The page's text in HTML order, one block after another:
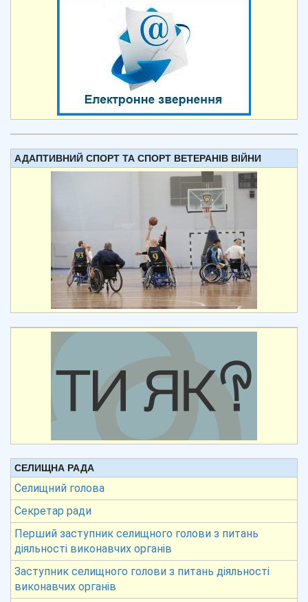
АДАПТИВНИЙ СПОРТ ТА СПОРТ ВЕТЕРАНІВ ВІЙНИ
СЕЛИЩНА РАДА
Селищний голова
Секретар ради
Перший заступник селищного голови з питань
діяльності виконавчих органів
Заступник селищного голови з питань діяльності
виконавчих органів